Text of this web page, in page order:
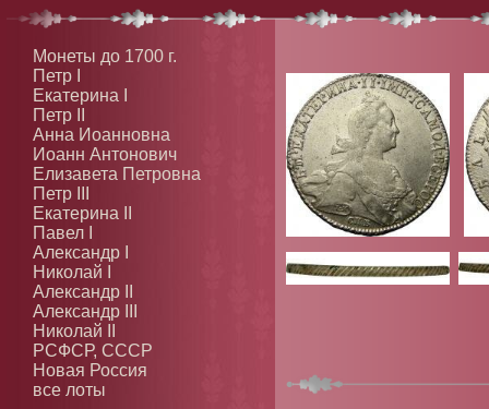
Монеты до 1700 г.
Петр I
Екатерина I
Петр II
Анна Иоанновна
Иоанн Антонович
Елизавета Петровна
Петр III
Екатерина II
Павел I
Александр I
Николай I
Александр II
Александр III
Николай II
РСФСР, СССР
Новая Россия
все лоты